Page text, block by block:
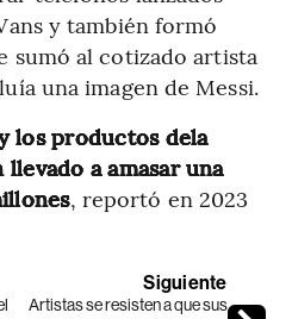
y también formó
sumó al cotizado artista
una imagen de Messi.
los productos dela
a amasar una
, reportó en 2023
Siguiente
Artistas se resisten a que sus